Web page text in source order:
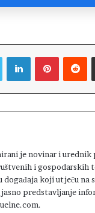
LinkedIn
je novinar i
i gospodarskih
koji utječu na
predstavljanje